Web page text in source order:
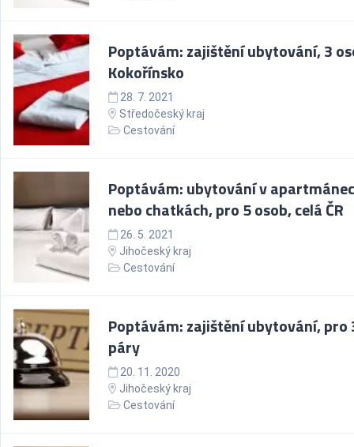
Poptávám: zajištění ubytování, 3
Kokořínsko
28. 7. 2021
Středočeský kraj
Cestování
Poptávám: ubytování v
nebo chatkách, pro 5 osob, celá ČR
26. 5. 2021
Jihočeský kraj
Cestování
Poptávám: zajištění ubytování, pro
páry
20. 11. 2020
Jihočeský kraj
Cestování